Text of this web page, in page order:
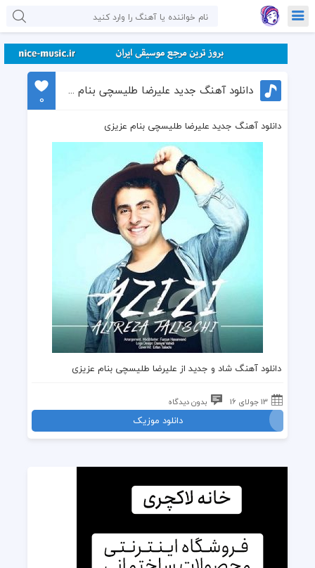
دانلود آهنگ جدید علیرضا طلیسچی بنام عزیزی
0
دانلود آهنگ جدید علیرضا طلیسچی بنام عزیزی
دانلودآهنگ شاد و جدید از علیرضا طلیسچی بنام عزیزی
13 جولای 16 بدون دیدگاه
دانلود موزیک